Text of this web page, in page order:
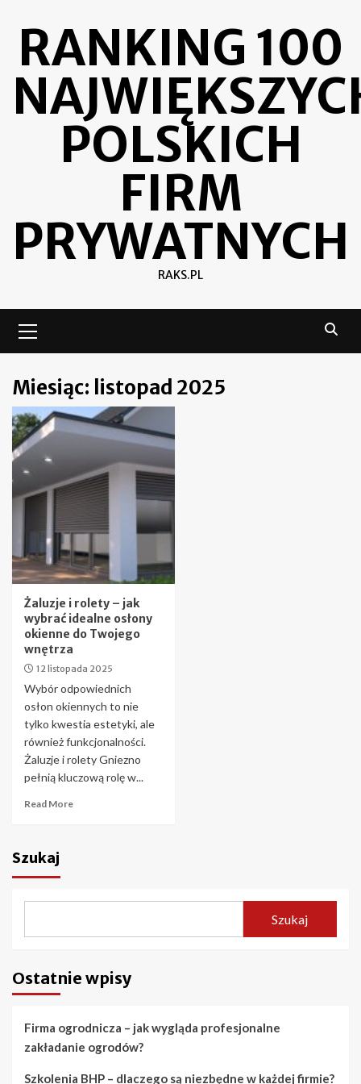
contentRANKING 100
POLSKICH
FIRM
PRYWATNYCH
RAKS.PL
Menu
Miesiąc: listopad 2025
Żaluzje i rolety – jak
wybrać idealne osłony
okienne do Twojego
wnętrza
12 listopada 2025
Wybór odpowiednich
osłon okiennych to nie
tylko kwestia estetyki, ale
również funkcjonalności.
Żaluzje i rolety Gniezno
pełnią kluczową rolę w...
Read More
Szukaj
Szukaj
Ostatnie wpisy
Firma ogrodnicza – jak wygląda profesjonalne
zakładanie ogrodów?
Szkolenia BHP – dlaczego są niezbędne w każdej firmie?